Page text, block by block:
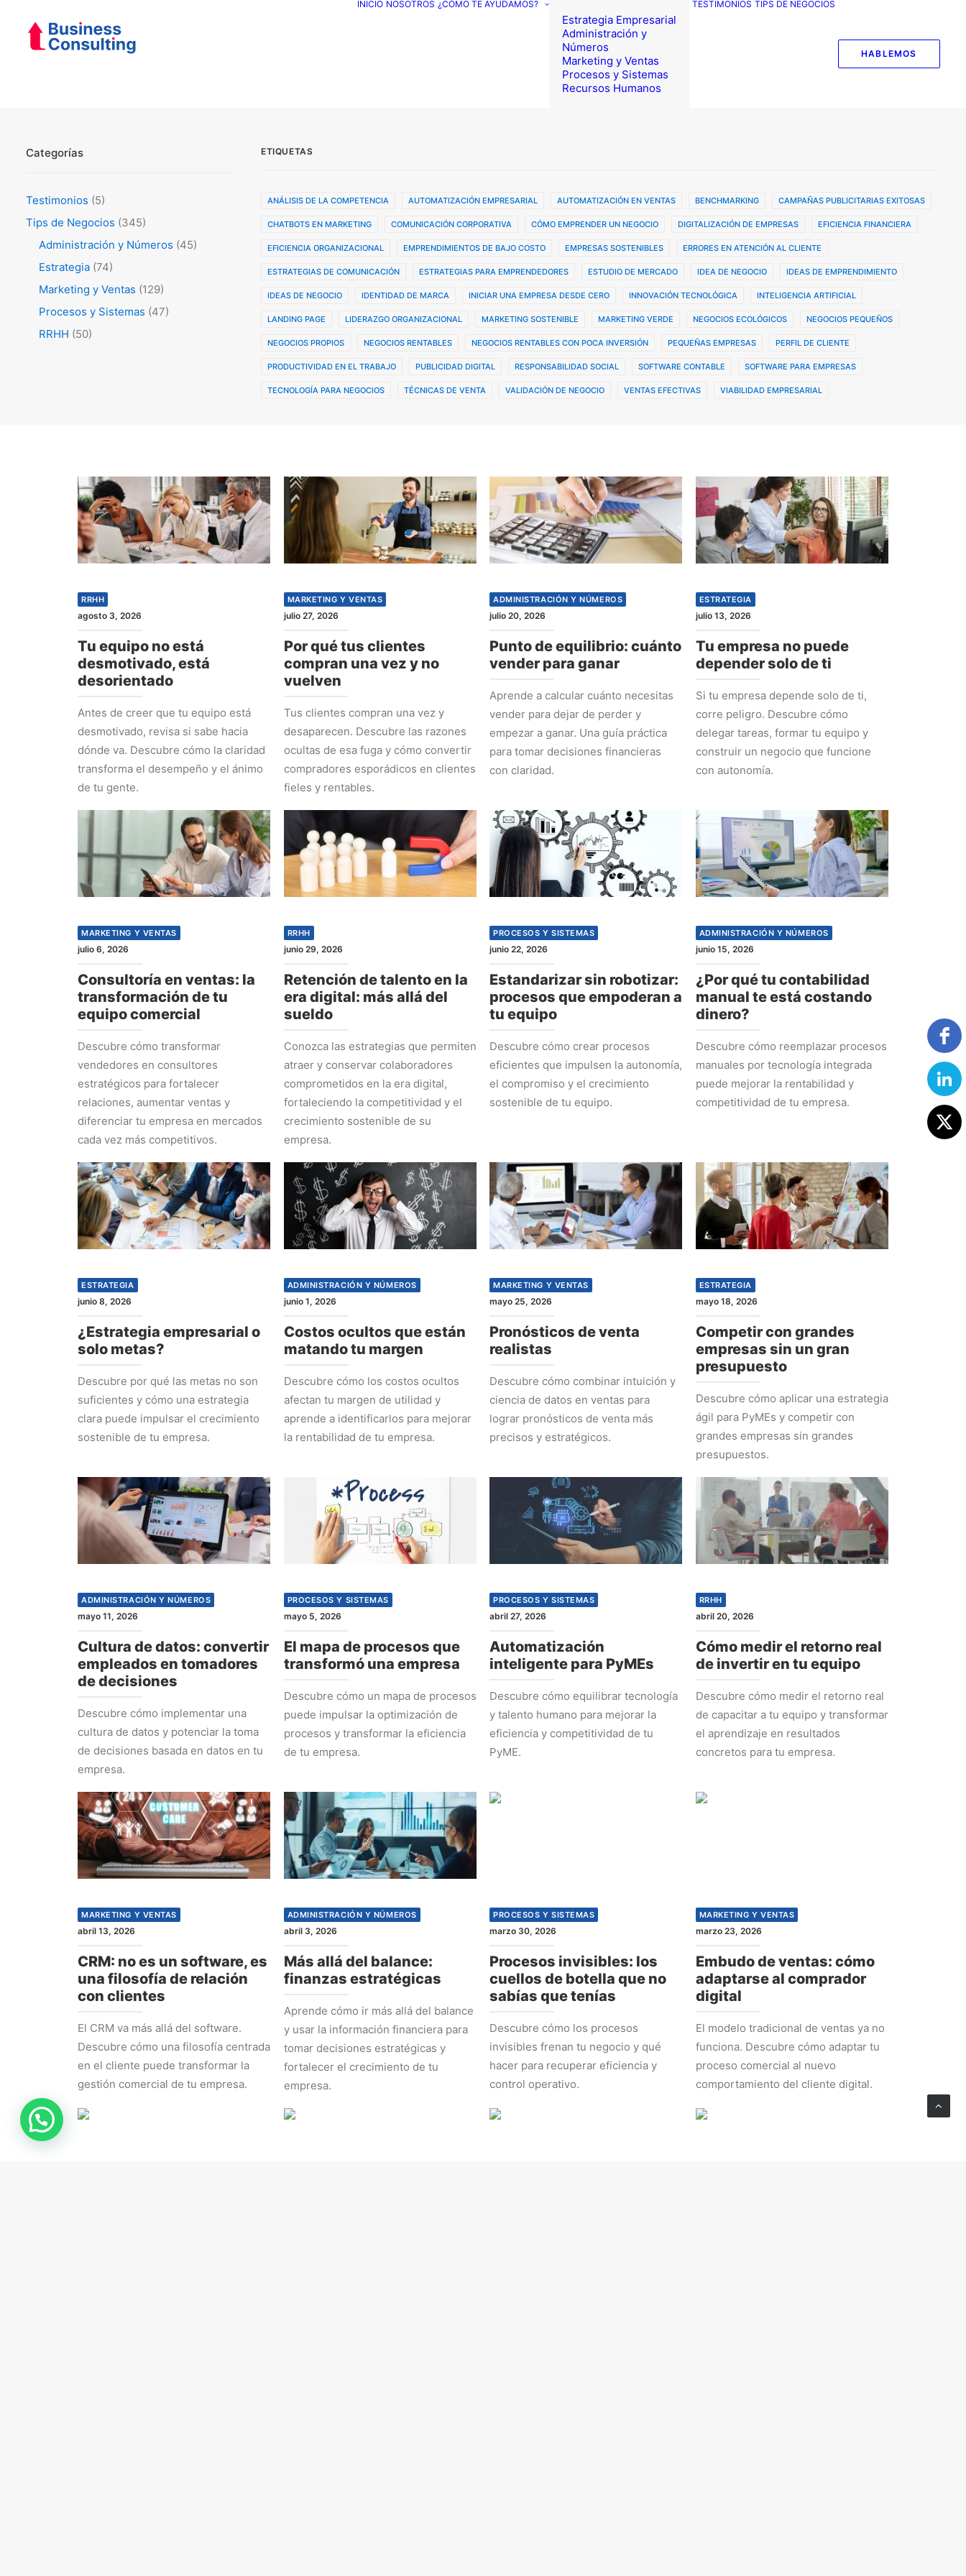
INICIO NOSOTROS ¿CÓMO TE AYUDAMOS?
Estrategia Empresarial
Administración y
Números
Marketing y Ventas
Procesos y Sistemas
Recursos Humanos
TESTIMONIOS TIPS DE NEGOCIOS
HABLEMOS
Categorías
Testimonios (5)
Tips de Negocios (345)
Administración y Números (45)
Estrategia (74)
Marketing y Ventas (129)
Procesos y Sistemas (47)
RRHH (50)
ETIQUETAS
ANÁLISIS DE LA COMPETENCIA AUTOMATIZACIÓN EMPRESARIAL AUTOMATIZACIÓN EN VENTAS BENCHMARKING CAMPAÑAS PUBLICITARIAS EXITOSAS
CHATBOTS EN MARKETING COMUNICACIÓN CORPORATIVA CÓMO EMPRENDER UN NEGOCIO DIGITALIZACIÓN DE EMPRESAS EFICIENCIA FINANCIERA
EFICIENCIA ORGANIZACIONAL EMPRENDIMIENTOS DE BAJO COSTO EMPRESAS SOSTENIBLES ERRORES EN ATENCIÓN AL CLIENTE
ESTRATEGIAS DE COMUNICACIÓN ESTRATEGIAS PARA EMPRENDEDORES ESTUDIO DE MERCADO IDEA DE NEGOCIO IDEAS DE EMPRENDIMIENTO
IDEAS DE NEGOCIO IDENTIDAD DE MARCA INICIAR UNA EMPRESA DESDE CERO INNOVACIÓN TECNOLÓGICA INTELIGENCIA ARTIFICIAL
LANDING PAGE LIDERAZGO ORGANIZACIONAL MARKETING SOSTENIBLE MARKETING VERDE NEGOCIOS ECOLÓGICOS NEGOCIOS PEQUEÑOS
NEGOCIOS PROPIOS NEGOCIOS RENTABLES NEGOCIOS RENTABLES CON POCA INVERSIÓN PEQUEÑAS EMPRESAS PERFIL DE CLIENTE
PRODUCTIVIDAD EN EL TRABAJO PUBLICIDAD DIGITAL RESPONSABILIDAD SOCIAL SOFTWARE CONTABLE SOFTWARE PARA EMPRESAS
TECNOLOGÍA PARA NEGOCIOS TÉCNICAS DE VENTA VALIDACIÓN DE NEGOCIO VENTAS EFECTIVAS VIABILIDAD EMPRESARIAL
RRHH
agosto 3, 2026
Tu equipo no está
desmotivado, está
desorientado
Antes de creer que tu equipo está
desmotivado, revisa si sabe hacia
dónde va. Descubre cómo la claridad
transforma el desempeño y el ánimo
de tu gente.
MARKETING Y VENTAS
julio 27, 2026
Por qué tus clientes
compran una vez y no
vuelven
Tus clientes compran una vez y
desaparecen. Descubre las razones
ocultas de esa fuga y cómo convertir
compradores esporádicos en clientes
fieles y rentables.
ADMINISTRACIÓN Y NÚMEROS
julio 20, 2026
Punto de equilibrio: cuánto
vender para ganar
Aprende a calcular cuánto necesitas
vender para dejar de perder y
empezar a ganar. Una guía práctica
para tomar decisiones financieras
con claridad.
ESTRATEGIA
julio 13, 2026
Tu empresa no puede
depender solo de ti
Si tu empresa depende solo de ti,
corre peligro. Descubre cómo
delegar tareas, formar tu equipo y
construir un negocio que funcione
con autonomía.
MARKETING Y VENTAS
julio 6, 2026
Consultoría en ventas: la
transformación de tu
equipo comercial
Descubre cómo transformar
vendedores en consultores
estratégicos para fortalecer
relaciones, aumentar ventas y
diferenciar tu empresa en mercados
cada vez más competitivos.
RRHH
junio 29, 2026
Retención de talento en la
era digital: más allá del
sueldo
Conozca las estrategias que permiten
atraer y conservar colaboradores
comprometidos en la era digital,
fortaleciendo la competitividad y el
crecimiento sostenible de su
empresa.
PROCESOS Y SISTEMAS
junio 22, 2026
Estandarizar sin robotizar:
procesos que empoderan a
tu equipo
Descubre cómo crear procesos
eficientes que impulsen la autonomía,
el compromiso y el crecimiento
sostenible de tu equipo.
ADMINISTRACIÓN Y NÚMEROS
junio 15, 2026
¿Por qué tu contabilidad
manual te está costando
dinero?
Descubre cómo reemplazar procesos
manuales por tecnología integrada
puede mejorar la rentabilidad y
competitividad de tu empresa.
ESTRATEGIA
junio 8, 2026
¿Estrategia empresarial o
solo metas?
Descubre por qué las metas no son
suficientes y cómo una estrategia
clara puede impulsar el crecimiento
sostenible de tu empresa.
ADMINISTRACIÓN Y NÚMEROS
junio 1, 2026
Costos ocultos que están
matando tu margen
Descubre cómo los costos ocultos
afectan tu margen de utilidad y
aprende a identificarlos para mejorar
la rentabilidad de tu empresa.
MARKETING Y VENTAS
mayo 25, 2026
Pronósticos de venta
realistas
Descubre cómo combinar intuición y
ciencia de datos en ventas para
lograr pronósticos de venta más
precisos y estratégicos.
ESTRATEGIA
mayo 18, 2026
Competir con grandes
empresas sin un gran
presupuesto
Descubre cómo aplicar una estrategia
ágil para PyMEs y competir con
grandes empresas sin grandes
presupuestos.
ADMINISTRACIÓN Y NÚMEROS
mayo 11, 2026
Cultura de datos: convertir
empleados en tomadores
de decisiones
Descubre cómo implementar una
cultura de datos y potenciar la toma
de decisiones basada en datos en tu
empresa.
PROCESOS Y SISTEMAS
mayo 5, 2026
El mapa de procesos que
transformó una empresa
Descubre cómo un mapa de procesos
puede impulsar la optimización de
procesos y transformar la eficiencia
de tu empresa.
PROCESOS Y SISTEMAS
abril 27, 2026
Automatización
inteligente para PyMEs
Descubre cómo equilibrar tecnología
y talento humano para mejorar la
eficiencia y competitividad de tu
PyME.
RRHH
abril 20, 2026
Cómo medir el retorno real
de invertir en tu equipo
Descubre cómo medir el retorno real
de capacitar a tu equipo y transformar
el aprendizaje en resultados
concretos para tu empresa.
MARKETING Y VENTAS
abril 13, 2026
CRM: no es un software, es
una filosofía de relación
con clientes
El CRM va más allá del software.
Descubre cómo una filosofía centrada
en el cliente puede transformar la
gestión comercial de tu empresa.
ADMINISTRACIÓN Y NÚMEROS
abril 3, 2026
Más allá del balance:
finanzas estratégicas
Aprende cómo ir más allá del balance
y usar la información financiera para
tomar decisiones estratégicas y
fortalecer el crecimiento de tu
empresa.
PROCESOS Y SISTEMAS
marzo 30, 2026
Procesos invisibles: los
cuellos de botella que no
sabías que tenías
Descubre cómo los procesos
invisibles frenan tu negocio y qué
hacer para recuperar eficiencia y
control operativo.
MARKETING Y VENTAS
marzo 23, 2026
Embudo de ventas: cómo
adaptarse al comprador
digital
El modelo tradicional de ventas ya no
funciona. Descubre cómo adaptar tu
proceso comercial al nuevo
comportamiento del cliente digital.